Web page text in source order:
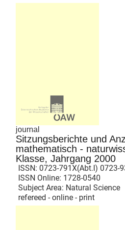
journal
Sitzungsberichte und
mathematisch -
Klasse, Jahrgang 2000
ISSN: 0723-791X(Abt.I) 0723-
ISSN Online: 1728-0540
Subject Area: Natural Science
refereed - online - print